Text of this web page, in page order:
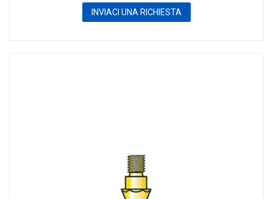
INVIACI UNA RICHIESTA